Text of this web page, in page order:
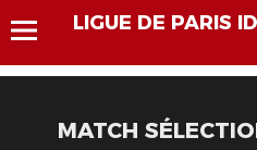
LIGUE DE PARIS
MATCH